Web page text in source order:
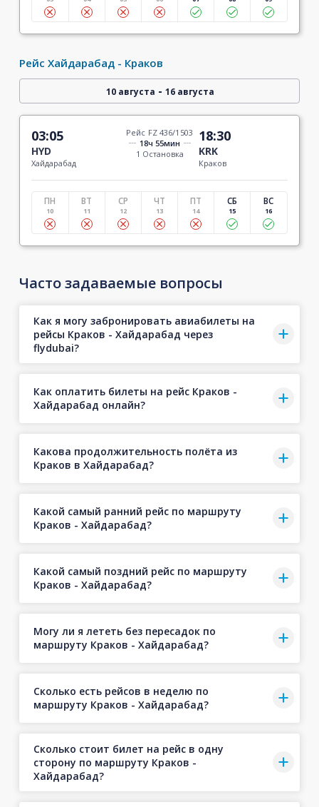
Рейс Хайдарабад - Краков
10 августа - 16 августа
03:05
HYD
Хайдарабад
Рейс FZ 436/1503
18ч 55мин
1 Остановка
18:30
KRK
Краков
ПН
10
ВТ
11
СР
12
ЧТ
13
ПТ
14
СБ
15
ВС
16
Часто задаваемые вопросы
Как я могу забронировать авиабилеты на
рейсы Краков - Хайдарабад через
flydubai?
Как оплатить билеты на рейс Краков -
Хайдарабад онлайн?
Какова продолжительность полёта из
Краков в Хайдарабад?
Какой самый ранний рейс по маршруту
Краков - Хайдарабад?
Какой самый поздний рейс по маршруту
Краков - Хайдарабад?
Могу ли я лететь без пересадок по
маршруту Краков - Хайдарабад?
Сколько есть рейсов в неделю по
маршруту Краков - Хайдарабад?
Сколько стоит билет на рейс в одну
сторону по маршруту Краков -
Хайдарабад?